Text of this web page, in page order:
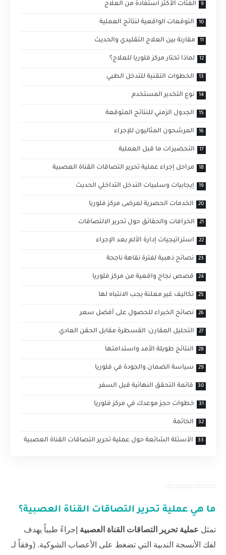
الفئات الأكثر استفادة من العلاج
التوقعات الواقعية لنتائج العملية
مقارنة بين العلاج التقليدي والحديث
لماذا تختار مركز فلوريا للعلاج؟
الخطوات التقنية للتدخل الطبي
نوع التخدير المستخدم
الجدول الزمني للنتائج المتوقعة
المرشحون المثاليون للإجراء
التحضيرات ما قبل العملية
مراحل إجراء عملية تحرير التصاقات القناة العصبية
إيجابيات وسلبيات التدخل التداخلي الحديث
الخدمات الحصرية لمرضى مركز فلوريا
الخرافات والحقائق حول تحرير الالتصاقات
استراتيجيات إدارة الألم بعد الإجراء
نصائح ذهبية لفترة نقاهة ناجحة
قصص نجاح واقعية من مركز فلوريا
تكاليف غير معلنة يجب الانتباه لها
نصائح الخبراء للحصول على أفضل سعر
التحليل المقارن: القسطرة مقابل الحقن العادي
النتائج طويلة الأمد واستدامتها
سياسة الضمان والجودة في فلوريا
قائمة التحقق النهائية قبل السفر
خطوات حجز موعدك في مركز فلوريا
الخاتمة
الأسئلة الشائعة حول عملية تحرير التصاقات القناة العصبية
ما هي عملية تحرير التصاقات القناة العصبية؟
تمثل عملية تحرير التصاقات القناة العصبية إجراءً طبياً يهدف
لفك الأنسجة الندبية التي تضغط على الأعصاب الشوكية. (وفقاً لـ